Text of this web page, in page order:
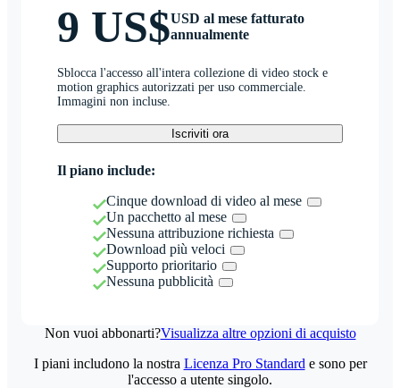
9 US$USD al mese fatturato
annualmente
Sblocca l'accesso all'intera collezione di video stock e
motion graphics autorizzati per uso commerciale.
Immagini non incluse.
Iscriviti ora
Il piano include:
Cinque download di video al mese
Un pacchetto al mese
Nessuna attribuzione richiesta
Download più veloci
Supporto prioritario
Nessuna pubblicità
Non vuoi abbonarti?Visualizza altre opzioni di acquisto
I piani includono la nostra Licenza Pro Standard e sono per
l'accesso a utente singolo.